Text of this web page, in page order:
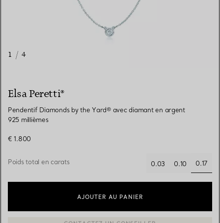
1 / 4
Elsa Peretti®
Pendentif Diamonds by the Yard® avec diamant en argent
925 millièmes
€ 1.800
Poids total en carats 0.03 0.10
0.17
AJOUTER AU PANIER